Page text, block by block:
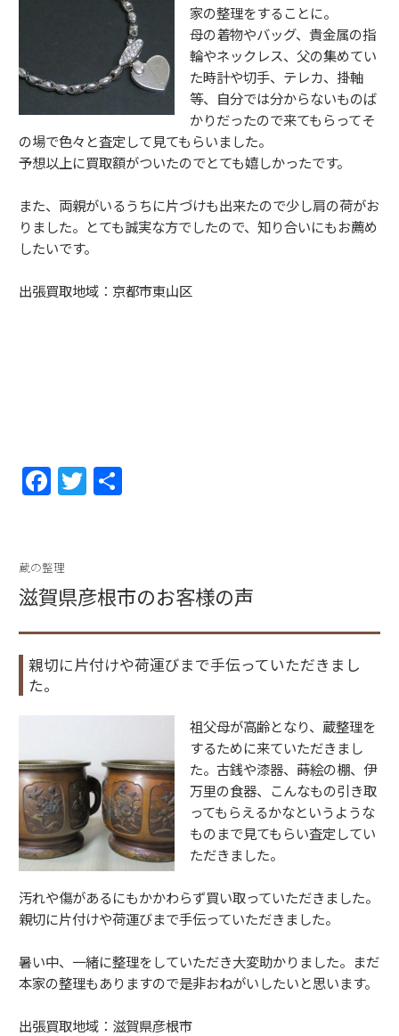
家の整理をすることに。
母の着物やバッグ、貴金属の指
輪やネックレス、父の集めてい
た時計や切手、テレカ、掛軸
等、自分では分からないものば
かりだったので来てもらってそ
の場で色々と査定して見てもらいました。
予想以上に買取額がついたのでとても嬉しかったです。
また、両親がいるうちに片づけも出来たので少し肩の荷がお
りました。とても誠実な方でしたので、知り合いにもお薦め
したいです。
出張買取地域：京都市東山区
F
e
b
o
o
k
T
蔵の整理
滋賀県彦根市のお客様の声
親切に片付けや荷運びまで手伝っていただきまし
た。
祖父母が高齢となり、蔵整理を
するために来ていただきまし
た。古銭や漆器、蒔絵の棚、伊
万里の食器、こんなもの引き取
ってもらえるかなというような
ものまで見てもらい査定してい
ただきました。
汚れや傷があるにもかかわらず買い取っていただきました。
親切に片付けや荷運びまで手伝っていただきました。
暑い中、一緒に整理をしていただき大変助かりました。まだ
本家の整理もありますので是非おねがいしたいと思います。
出張買取地域：滋賀県彦根市